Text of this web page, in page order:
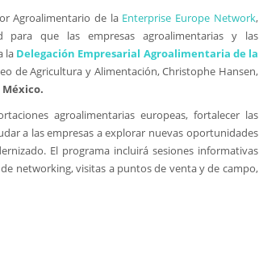
Agroalimentario de la Enterprise Europe Network,
para que las empresas agroalimentarias y las
la Delegación Empresarial Agroalimentaria de la
de Agricultura y Alimentación, Christophe Hansen,
México.
agroalimentarias europeas, fortalecer las
a las empresas a explorar nuevas oportunidades
El programa incluirá sesiones informativas
networking, visitas a puntos de venta y de campo,